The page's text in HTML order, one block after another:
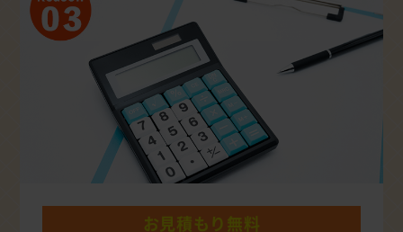
お見積もり無料